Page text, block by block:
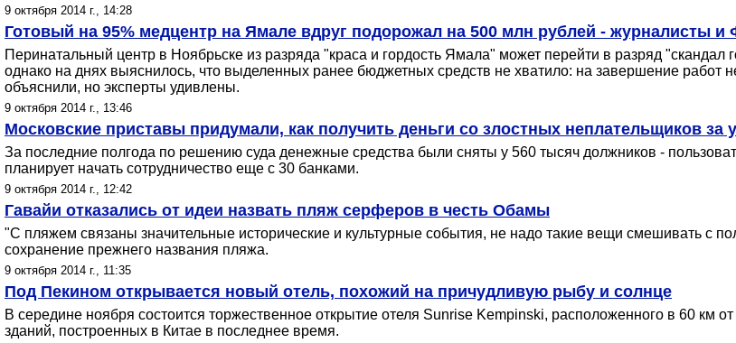
9 октября 2014 г., 14:28
Готовый на 95% медцентр на Ямале вдруг подорожал на 500 млн рублей - журналисты
Перинатальный центр в Ноябрьске из разряда "краса и гордость Ямала" может перейти в разряд
однако на днях выяснилось, что выделенных ранее бюджетных средств не хватило: на завершение работ
объяснили, но эксперты удивлены.
9 октября 2014 г., 13:46
Московские приставы придумали, как получить деньги со злостных неплательщиков за
За последние полгода по решению суда денежные средства были сняты у 560 тысяч должников -
планирует начать сотрудничество еще с 30 банками.
9 октября 2014 г., 12:42
Гавайи отказались от идеи назвать пляж серферов в честь Обамы
"С пляжем связаны значительные исторические и культурные события, не надо такие вещи смешивать с
сохранение прежнего названия пляжа.
9 октября 2014 г., 11:35
Под Пекином открывается новый отель, похожий на причудливую рыбу и солнце
В середине ноября состоится торжественное открытие отеля Sunrise Kempinski, расположенного в 60 км
зданий, построенных в Китае в последнее время.